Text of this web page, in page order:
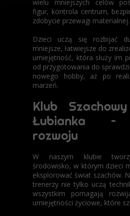
wielu mniejszych celów
figur, kontrola centrum,
zdobycie przewagi materialnej.
Dzieci uczą się rozbijać
mniejsze, łatwiejsze do
umiejętność, która służy im
od przygotowania do
nowego hobby, aż po
marzeń.
Klub
Łubianka –
rozwoju
W naszym klubie
środowisko, w którym dzieci
eksplorować świat szachów.
trenerzy nie tylko uczą
wszystkim pomagają
umiejętności życiowe, które